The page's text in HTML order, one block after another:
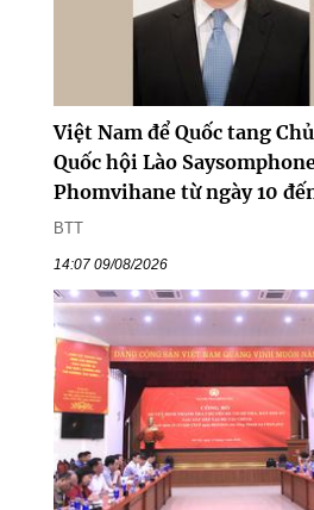
Việt Nam để Quốc tang
Quốc hội Lào
Phomvihane từ ngày 10
BTT
14:07 09/08/2026